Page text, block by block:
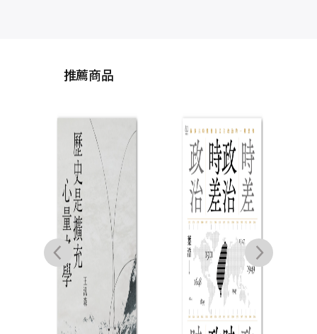
推薦商品